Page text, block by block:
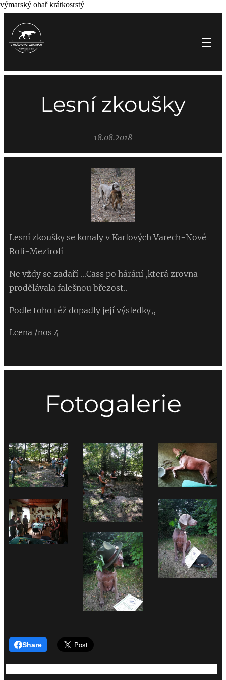
výmarský ohař krátkosrstý
Lesní zkoušky
18.08.2018
Lesní zkoušky se konaly v Karlových Varech-Nové
Roli-Mezirolí
Ne vždy se zadaří ...Cass po hárání ,která zrovna
prodělávala falešnou březost..
Podle toho též dopadly její výsledky,,
I.cena /nos 4
Fotogalerie
Share